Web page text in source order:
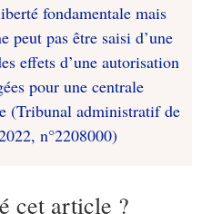
fondamentale mais
peut pas être saisi d’une
effets d’une autorisation
pour une centrale
(Tribunal administratif de
n°2208000)
cet article ?